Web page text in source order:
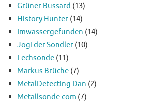
Grüner Bussard (13)
History Hunter (14)
Imwassergefunden (14)
Jogi der Sondler (10)
Lechsonde (11)
Markus Brüche (7)
MetalDetecting Dan (2)
Metallsonde.com (7)